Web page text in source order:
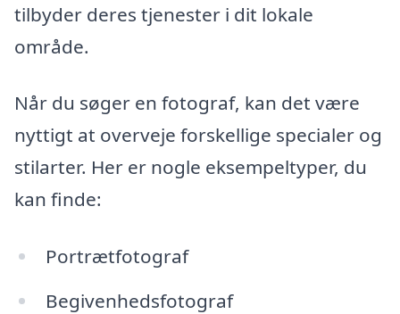
tilbyder deres tjenester i dit lokale
område.
Når du søger en fotograf, kan det være
nyttigt at overveje forskellige specialer og
stilarter. Her er nogle eksempeltyper, du
kan finde:
Portrætfotograf
Begivenhedsfotograf